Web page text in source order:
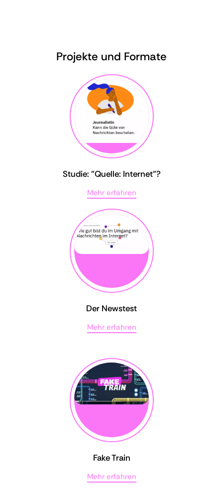
Projekte und Formate
Studie: "Quelle: Internet"?
Mehr erfahren
Der Newstest
Mehr erfahren
Fake Train
Mehr erfahren